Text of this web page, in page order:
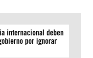
internacional deben
por ignorar